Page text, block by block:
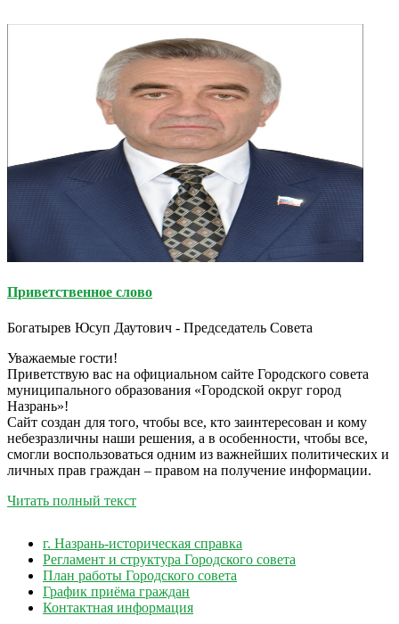
Приветственное слово
Богатырев Юсуп Даутович - Председатель Совета
Уважаемые гости!
Приветствую вас на официальном сайте Городского совета
муниципального образования «Городской округ город
Назрань»!
Сайт создан для того, чтобы все, кто заинтересован и кому
небезразличны наши решения, а в особенности, чтобы все,
смогли воспользоваться одним из важнейших политических и
личных прав граждан – правом на получение информации.
Читать полный текст
г. Назрань-историческая справка
Регламент и структура Городского совета
План работы Городского совета
График приёма граждан
Контактная информация